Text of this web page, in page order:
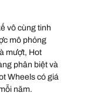
vô cùng tinh
mô phỏng
mượt, Hot
phân biệt và
Wheels có giá
năm.